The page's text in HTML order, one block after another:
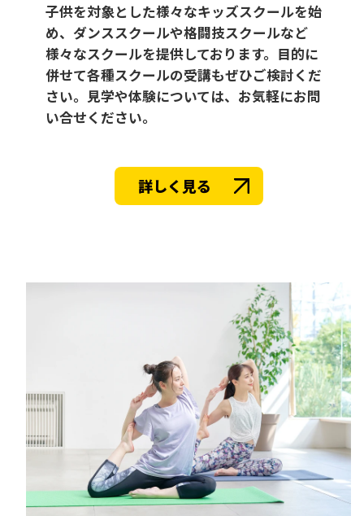
子供を対象とした様々なキッズスクールを始
め、ダンススクールや格闘技スクールなど
様々なスクールを提供しております。目的に
併せて各種スクールの受講もぜひご検討くだ
さい。見学や体験については、お気軽にお問
い合せください。
詳しく見る